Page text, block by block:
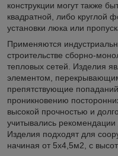
конструкции могут также
квадратной, либо
установки люка или
Применяются
строительстве сборно-
тепловых сетей. Изделия
элементом,
препятствующие
проникновению
высокой прочностью и
учитывались рекомендации
Изделия подходят для
начиная от 5х4,5м2, с